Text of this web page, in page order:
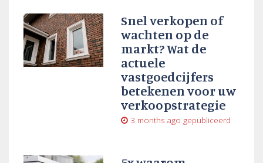
Snel verkopen of
wachten op de
markt? Wat de
actuele
vastgoedcijfers
betekenen voor uw
verkoopstrategie
3 months ago gepubliceerd